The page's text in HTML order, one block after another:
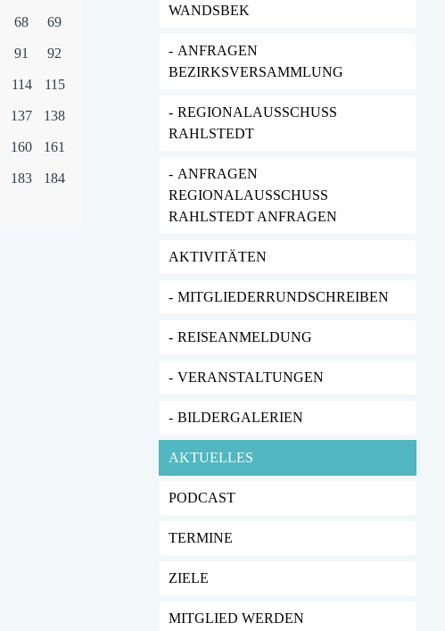
68 69
91 92
114 115
137 138
160 161
183 184
WANDSBEK
ANFRAGEN
BEZIRKSVERSAMMLUNG
REGIONALAUSSCHUSS
RAHLSTEDT
ANFRAGEN
REGIONALAUSSCHUSS
RAHLSTEDT ANFRAGEN
AKTIVITÄTEN
MITGLIEDERRUNDSCHREIBEN
REISEANMELDUNG
VERANSTALTUNGEN
BILDERGALERIEN
AKTUELLES
PODCAST
TERMINE
ZIELE
MITGLIED WERDEN